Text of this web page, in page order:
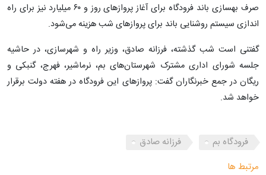
صرف بهسازی باند فرودگاه برای آغاز پروازهای روز و ۶۰ میلیارد نیز برای راه
اندازی سیستم روشنایی باند برای پروازهای شب هزینه می‌شود.
گفتنی است شب گذشته، فرزانه صادق، وزیر راه و شهرسازی، در حاشیه
جلسه شورای اداری مشترک شهرستان‌های بم، نرماشیر، فهرج، گنبکی و
ریگان در جمع خبرنگاران گفت: پروازهای این فرودگاه در هفته دولت برقرار
خواهد شد.
فرودگاه بم
فرزانه صادق
مرتبط ها